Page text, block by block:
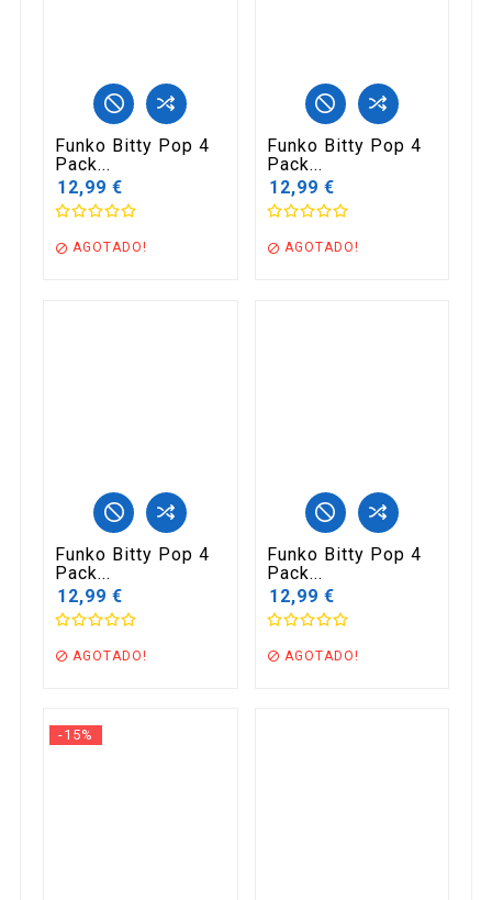
Funko Bitty Pop 4
Pack...
12,99 €
 AGOTADO!
Funko Bitty Pop 4
Pack...
12,99 €
 AGOTADO!
Funko Bitty Pop 4
Pack...
12,99 €
 AGOTADO!
Funko Bitty Pop 4
Pack...
12,99 €
 AGOTADO!
-15%